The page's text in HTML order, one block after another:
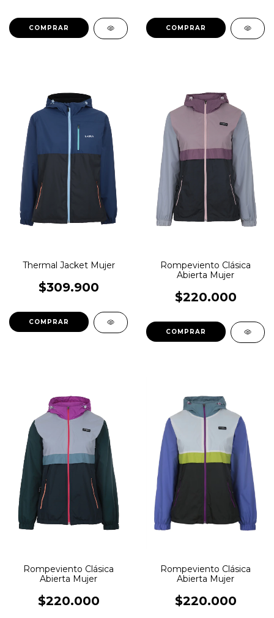
COMPRAR COMPRAR
Thermal Jacket Mujer
$309.900
COMPRAR
Rompeviento Clásica
Abierta Mujer
$220.000
COMPRAR
Rompeviento Clásica
Abierta Mujer
$220.000
Rompeviento Clásica
Abierta Mujer
$220.000